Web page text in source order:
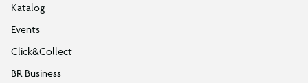
Katalog
Events
Click&Collect
BR Business